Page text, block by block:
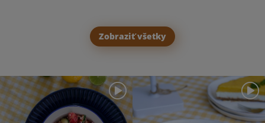
Zobraziť všetky